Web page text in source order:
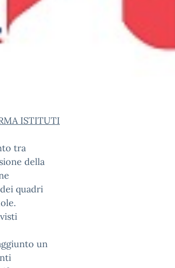
ISTITUTI
tra
della
quadri
un